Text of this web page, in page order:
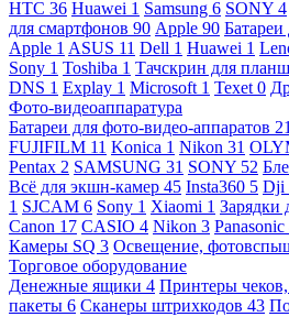
HTC 36 Huawei 1 Samsung 6 SONY 4
для смартфонов 90 Apple 90
Apple 1 ASUS 11 Dell 1 Huawei 1
Sony 1 Toshiba 1 Тачскрин для
DNS 1 Explay 1 Microsoft 1 Texet 0
Фото-видеоаппаратура
Батареи для фото-видео-аппаратов
FUJIFILM 11 Konica 1 Nikon 31
Pentax 2 SAMSUNG 31 SONY 52
Всё для экшн-камер 45 Insta360 5 Dji
1 SJCAM 6 Sony 1 Xiaomi 1 Зарядки
Canon 17 CASIO 4 Nikon 3 Panasonic
Камеры SQ 3 Освещение,
Торговое оборудование
Денежные ящики 4 Принтеры чеков,
пакеты 6 Сканеры штрихкодов 43